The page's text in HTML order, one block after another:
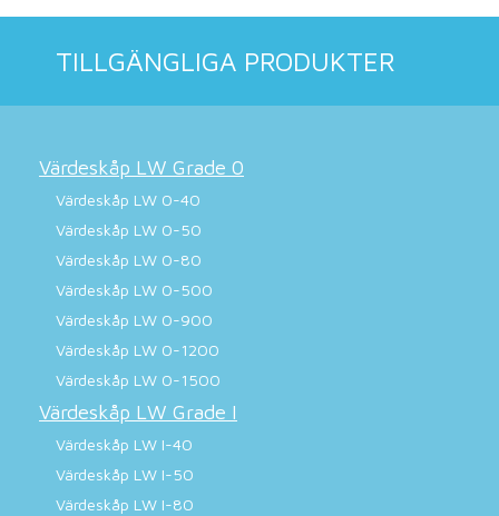
TILLGÄNGLIGA PRODUKTER
Värdeskåp LW Grade 0
Värdeskåp LW 0-40
Värdeskåp LW 0-50
Värdeskåp LW 0-80
Värdeskåp LW 0-500
Värdeskåp LW 0-900
Värdeskåp LW 0-1200
Värdeskåp LW 0-1500
Värdeskåp LW Grade I
Värdeskåp LW I-40
Värdeskåp LW I-50
Värdeskåp LW I-80